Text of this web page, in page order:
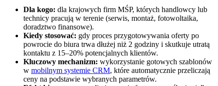
Dla kogo: dla krajowych firm MŚP, których handlowcy lub
technicy pracują w terenie (serwis, montaż, fotowoltaika,
doradztwo finansowe).
Kiedy stosować: gdy proces przygotowywania oferty po
powrocie do biura trwa dłużej niż 2 godziny i skutkuje utratą
kontaktu z 15–20% potencjalnych klientów.
Kluczowy mechanizm: wykorzystanie gotowych szablonów
w mobilnym systemie CRM, które automatycznie przeliczają
ceny na podstawie wybranych parametrów.